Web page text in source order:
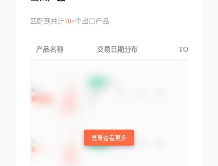
匹配到共计10+个出口产品
产品名称 交易日期分布 TOP3交易国
登录查看更多